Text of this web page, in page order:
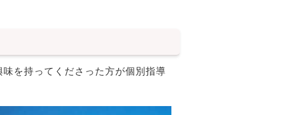
を持ってくださった方が個別指導